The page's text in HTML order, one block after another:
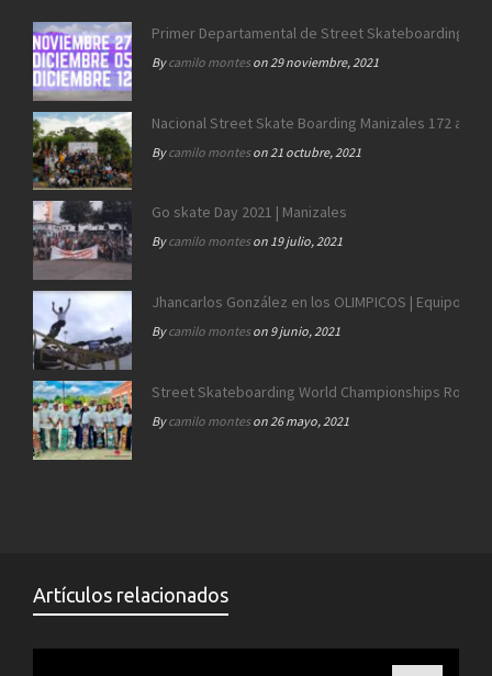
Primer Departamental de Street Skateboarding de
Bycamilo monteson 29 noviembre, 2021
Nacional Street Skate Boarding Manizales 172 años
Bycamilo monteson 21 octubre, 2021
Go skate Day 2021 | Manizales
Bycamilo monteson 19 julio, 2021
Jhancarlos González en los OLIMPICOS | Equipo SB
Bycamilo monteson 9 junio, 2021
Street Skateboarding World Championships Roma
Bycamilo monteson 26 mayo, 2021
Artículos relacionados